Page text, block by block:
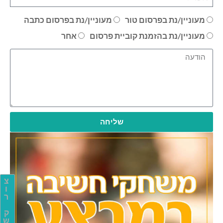
צ
ו
ר
ק
ש
מעוניין/נת בפרסום טור
מעוניין/נת בפרסום כתבה
מעוניין/נת בהזמנת קוביית פרסום
אחר
שליחה